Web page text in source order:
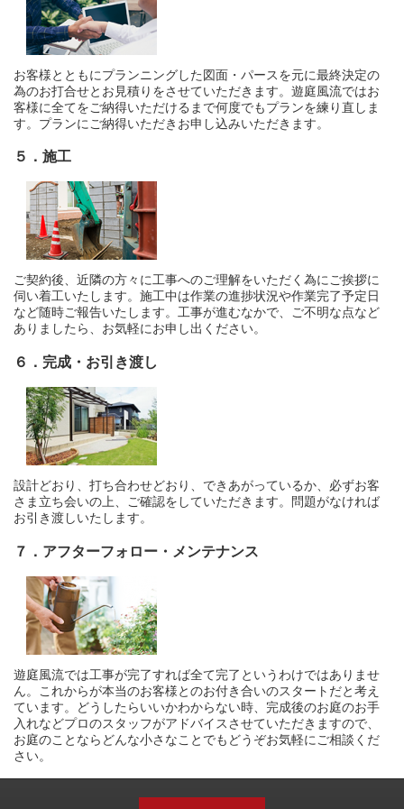
お客様とともにプランニングした図面・パースを元に最終決定の
為のお打合せとお見積りをさせていただきます。遊庭風流ではお
客様に全てをご納得いただけるまで何度でもプランを練り直しま
す。プランにご納得いただきお申し込みいただきます。
５．施工
ご契約後、近隣の方々に工事へのご理解をいただく為にご挨拶に
伺い着工いたします。施工中は作業の進捗状況や作業完了予定日
など随時ご報告いたします。工事が進むなかで、ご不明な点など
ありましたら、お気軽にお申し出ください。
６．完成・お引き渡し
設計どおり、打ち合わせどおり、できあがっているか、必ずお客
さま立ち会いの上、ご確認をしていただきます。問題がなければ
お引き渡しいたします。
７．アフターフォロー・メンテナンス
遊庭風流では工事が完了すれば全て完了というわけではありませ
ん。これからが本当のお客様とのお付き合いのスタートだと考え
ています。どうしたらいいかわからない時、完成後のお庭のお手
入れなどプロのスタッフがアドバイスさせていただきますので、
お庭のことならどんな小さなことでもどうぞお気軽にご相談くだ
さい。